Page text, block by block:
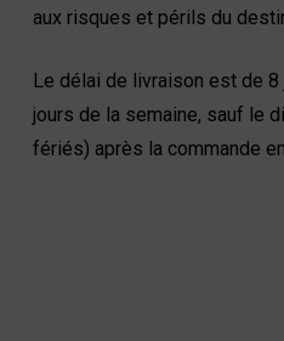
aux risques et périls du
Le délai de livraison est de
jours de la semaine, sauf le
fériés) après la commande